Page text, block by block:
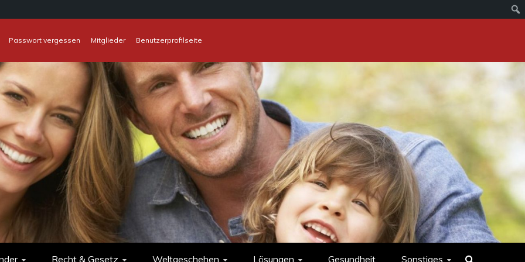
Passwort vergessen Mitglieder
Benutzerprofilseite
Recht & Gesetz Weltgeschehen Lösungen Gesundheit Sonstiges